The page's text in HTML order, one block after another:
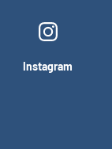
Instagram